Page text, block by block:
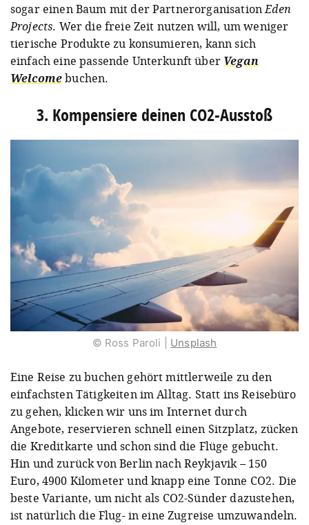
sogar einen Baum mit der PartnerorganisationEden
Projects. Wer die freie Zeit nutzen will, um weniger
tierische Produkte zu konsumieren, kann sich
einfach eine passende Unterkunft über Vegan
Welcomebuchen.
3. Kompensiere deinen CO2-Ausstoß
© Ross Paroli | Unsplash
Eine Reise zu buchen gehört mittlerweile zu den
einfachsten Tätigkeiten im Alltag. Statt ins Reisebüro
zu gehen, klicken wir uns im Internet durch
Angebote, reservieren schnell einen Sitzplatz, zücken
die Kreditkarte und schon sind die Flüge gebucht.
Hin und zurück von Berlin nach Reykjavik – 150
Euro, 4900 Kilometer und knapp eine Tonne CO2. Die
beste Variante, um nicht als CO2-Sünder dazustehen,
ist natürlich die Flug- in eine Zugreise umzuwandeln.